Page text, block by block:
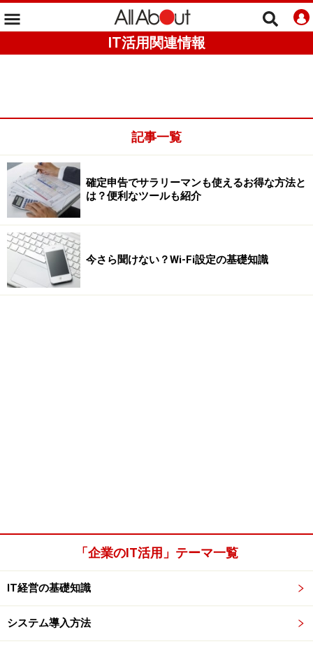
IT活用関連情報
記事一覧
確定申告でサラリーマンも使えるお得な方法と
は？便利なツールも紹介
今さら聞けない？Wi-Fi設定の基礎知識
「企業のIT活用」テーマ一覧
IT経営の基礎知識
システム導入方法